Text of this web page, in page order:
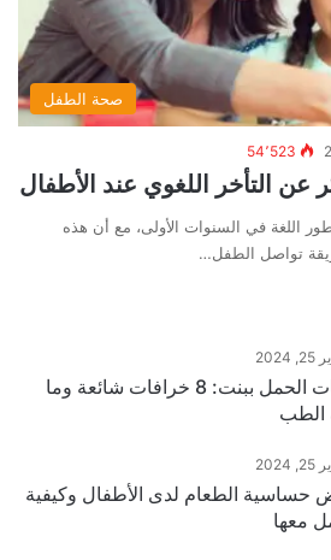
صحة الطفل
54٬523
عن التأخر اللغوي عند الأطفال
اللغة في السنوات الأولى، مع أن هذه
تواصل الطفل…
2024
علامات الحمل ببنت: 8 خرافات شائعة وما
الطب
2024
حساسية الطعام لدى الأطفال وكيفية
معها